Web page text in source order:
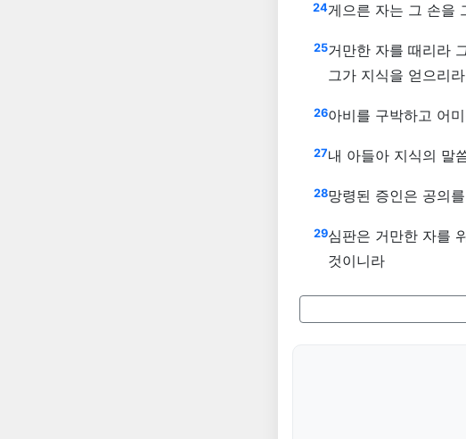
24게으른 자는 그 손을
25거만한 자를 때리라
그가 지식을 얻으리라
26아비를 구박하고 어
27내 아들아 지식의 말
28망령된 증인은 공의
29심판은 거만한 자를
것이니라